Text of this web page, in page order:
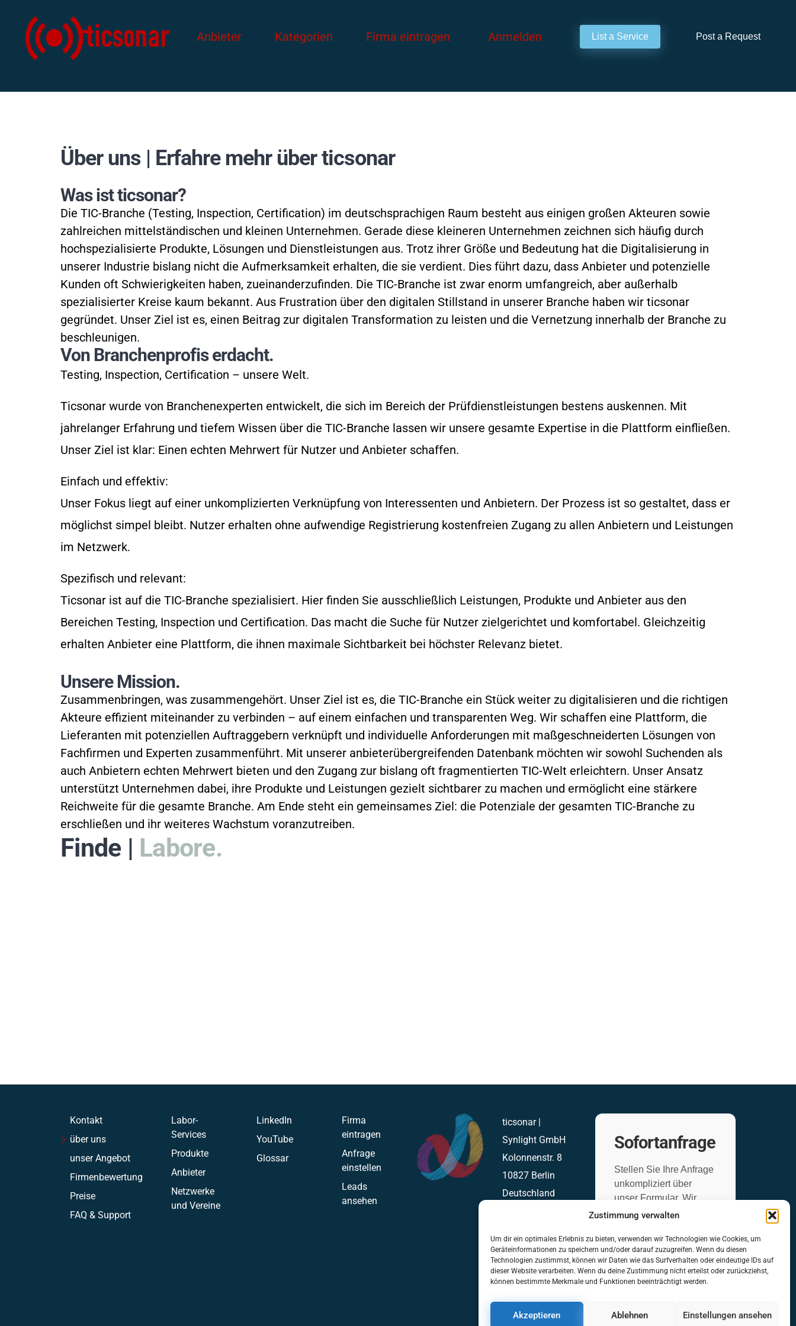
Zustimmung verwalten
Um dir ein optimales Erlebnis zu bieten, verwenden wir Technologien wie Cookies, um
Geräteinformationen zu speichern und/oder darauf zuzugreifen. Wenn du diesen
Technologien zustimmst, können wir Daten wie das Surfverhalten oder eindeutige IDs auf
dieser Website verarbeiten. Wenn du deine Zustimmung nicht erteilst oder zurückziehst,
können bestimmte Merkmale und Funktionen beeinträchtigt werden.
Akzeptieren Ablehnen Einstellungen ansehen
Anbieter Kategorien Firma eintragen Anmelden List a Service Post a Request
Über uns | Erfahre mehr über ticsonar
Was ist ticsonar?
Die TIC-Branche (Testing, Inspection, Certification) im deutschsprachigen Raum besteht aus einigen großen Akteuren sowie
zahlreichen mittelständischen und kleinen Unternehmen. Gerade diese kleineren Unternehmen zeichnen sich häufig durch
hochspezialisierte Produkte, Lösungen und Dienstleistungen aus. Trotz ihrer Größe und Bedeutung hat die Digitalisierung in
unserer Industrie bislang nicht die Aufmerksamkeit erhalten, die sie verdient. Dies führt dazu, dass Anbieter und potenzielle
Kunden oft Schwierigkeiten haben, zueinanderzufinden. Die TIC-Branche ist zwar enorm umfangreich, aber außerhalb
spezialisierter Kreise kaum bekannt. Aus Frustration über den digitalen Stillstand in unserer Branche haben wir ticsonar
gegründet. Unser Ziel ist es, einen Beitrag zur digitalen Transformation zu leisten und die Vernetzung innerhalb der Branche zu
beschleunigen.
Von Branchenprofis erdacht.
Testing, Inspection, Certification – unsere Welt.
Ticsonar wurde von Branchenexperten entwickelt, die sich im Bereich der Prüfdienstleistungen bestens auskennen. Mit
jahrelanger Erfahrung und tiefem Wissen über die TIC-Branche lassen wir unsere gesamte Expertise in die Plattform einfließen.
Unser Ziel ist klar: Einen echten Mehrwert für Nutzer und Anbieter schaffen.
Einfach und effektiv:
Unser Fokus liegt auf einer unkomplizierten Verknüpfung von Interessenten und Anbietern. Der Prozess ist so gestaltet, dass er
möglichst simpel bleibt. Nutzer erhalten ohne aufwendige Registrierung kostenfreien Zugang zu allen Anbietern und Leistungen
im Netzwerk.
Spezifisch und relevant:
Ticsonar ist auf die TIC-Branche spezialisiert. Hier finden Sie ausschließlich Leistungen, Produkte und Anbieter aus den
Bereichen Testing, Inspection und Certification. Das macht die Suche für Nutzer zielgerichtet und komfortabel. Gleichzeitig
erhalten Anbieter eine Plattform, die ihnen maximale Sichtbarkeit bei höchster Relevanz bietet.
Unsere Mission.
Zusammenbringen, was zusammengehört. Unser Ziel ist es, die TIC-Branche ein Stück weiter zu digitalisieren und die richtigen
Akteure effizient miteinander zu verbinden – auf einem einfachen und transparenten Weg. Wir schaffen eine Plattform, die
Lieferanten mit potenziellen Auftraggebern verknüpft und individuelle Anforderungen mit maßgeschneiderten Lösungen von
Fachfirmen und Experten zusammenführt. Mit unserer anbieterübergreifenden Datenbank möchten wir sowohl Suchenden als
auch Anbietern echten Mehrwert bieten und den Zugang zur bislang oft fragmentierten TIC-Welt erleichtern. Unser Ansatz
unterstützt Unternehmen dabei, ihre Produkte und Leistungen gezielt sichtbarer zu machen und ermöglicht eine stärkere
Reichweite für die gesamte Branche. Am Ende steht ein gemeinsames Ziel: die Potenziale der gesamten TIC-Branche zu
erschließen und ihr weiteres Wachstum voranzutreiben.
Finde | Labore.
Normprüfungen.
Kontakt
über uns
unser Angebot
Firmenbewertung
Preise
FAQ & Support
Labor-
Services
Produkte
Anbieter
Netzwerke
und Vereine
LinkedIn
YouTube
Glossar
Firma
eintragen
Anfrage
einstellen
Leads
ansehen
ticsonar |
Synlight GmbH
Kolonnenstr. 8
10827 Berlin
Deutschland
Sofortanfrage
Stellen Sie Ihre Anfrage
unkompliziert über
unser Formular. Wir
übernehmen den Rest
Anfrageformular